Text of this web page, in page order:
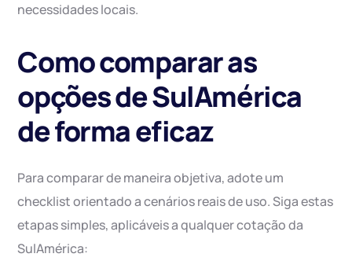
necessidades locais.
Como comparar as
opções de SulAmérica
de forma eficaz
Para comparar de maneira objetiva, adote um
checklist orientado a cenários reais de uso. Siga estas
etapas simples, aplicáveis a qualquer cotação da
SulAmérica: